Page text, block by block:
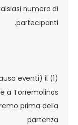
numero di
partecipanti.
eventi) il
a Torremolinos
prima della
partenza